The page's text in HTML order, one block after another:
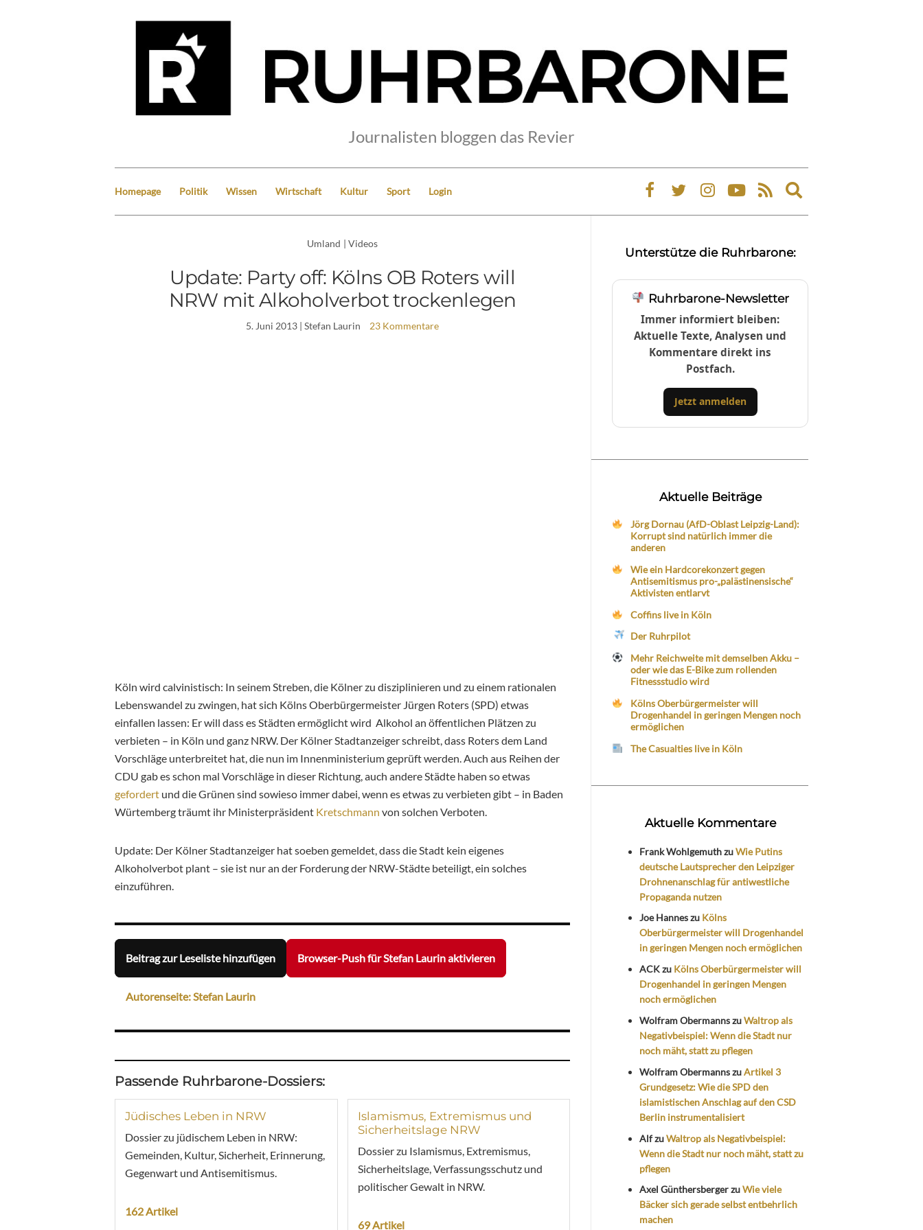
Journalisten bloggen das Revier
Homepage Politik Wissen Wirtschaft Kultur Sport Login
Expand
search
Umland | Videos
Update: Party off: Kölns OB Roters will
NRW mit Alkoholverbot trockenlegen
5. Juni 2013 | Stefan Laurin 23 Kommentare
Köln wird calvinistisch: In seinem Streben, die Kölner zu disziplinieren und zu einem rationalen
Lebenswandel zu zwingen, hat sich Kölns Oberbürgermeister Jürgen Roters (SPD) etwas
einfallen lassen: Er will dass es Städten ermöglicht wird Alkohol an öffentlichen Plätzen zu
verbieten – in Köln und ganz NRW. Der Kölner Stadtanzeiger schreibt, dass Roters dem Land
Vorschläge unterbreitet hat, die nun im Innenministerium geprüft werden. Auch aus Reihen der
CDU gab es schon mal Vorschläge in dieser Richtung, auch andere Städte haben so etwas
gefordert und die Grünen sind sowieso immer dabei, wenn es etwas zu verbieten gibt – in Baden
Würtemberg träumt ihr Ministerpräsident Kretschmann von solchen Verboten.
Update: Der Kölner Stadtanzeiger hat soeben gemeldet, dass die Stadt kein eigenes
Alkoholverbot plant – sie ist nur an der Forderung der NRW-Städte beteiligt, ein solches
einzuführen.
Beitrag zur Leseliste hinzufügen Browser-Push für Stefan Laurin aktivieren
Autorenseite: Stefan Laurin
Passende Ruhrbarone-Dossiers:
Jüdisches Leben in NRW
Dossier zu jüdischem Leben in NRW:
Gemeinden, Kultur, Sicherheit, Erinnerung,
Gegenwart und Antisemitismus.
162 Artikel
Islamismus, Extremismus und
Sicherheitslage NRW
Dossier zu Islamismus, Extremismus,
Sicherheitslage, Verfassungsschutz und
politischer Gewalt in NRW.
69 Artikel
Unterstütze die Ruhrbarone:
Ruhrbarone-Newsletter
Immer informiert bleiben:
Aktuelle Texte, Analysen und
Kommentare direkt ins
Postfach.
Jetzt anmelden
Aktuelle Beiträge
Jörg Dornau (AfD-Oblast Leipzig-Land):
Korrupt sind natürlich immer die
anderen
Wie ein Hardcorekonzert gegen
Antisemitismus pro-„palästinensische“
Aktivisten entlarvt
Coffins live in Köln
Der Ruhrpilot
Mehr Reichweite mit demselben Akku –
oder wie das E-Bike zum rollenden
Fitnessstudio wird
Kölns Oberbürgermeister will
Drogenhandel in geringen Mengen noch
ermöglichen
The Casualties live in Köln
Aktuelle Kommentare
Frank WohlgemuthzuWie Putins
deutsche Lautsprecher den Leipziger
Drohnenanschlag für antiwestliche
Propaganda nutzen
Joe Hanneszu Kölns
Oberbürgermeister will Drogenhandel
in geringen Mengen noch ermöglichen
ACKzu Kölns Oberbürgermeister will
Drogenhandel in geringen Mengen
noch ermöglichen
Wolfram ObermannszuWaltrop als
Negativbeispiel: Wenn die Stadt nur
noch mäht, statt zu pflegen
Wolfram ObermannszuArtikel 3
Grundgesetz: Wie die SPD den
islamistischen Anschlag auf den CSD
Berlin instrumentalisiert
AlfzuWaltrop als Negativbeispiel:
Wenn die Stadt nur noch mäht, statt zu
pflegen
Axel GünthersbergerzuWie viele
Bäcker sich gerade selbst entbehrlich
machen